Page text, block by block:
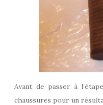
Avant de passer à
chaussures pour un